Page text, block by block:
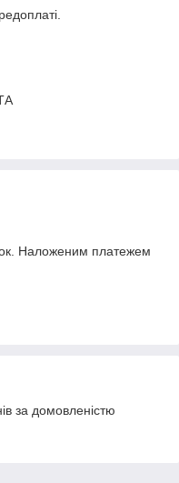
Наложеним платежем
за домовленістю